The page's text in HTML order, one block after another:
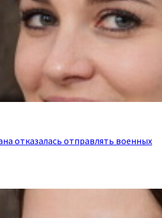
отказалась отправлять военных